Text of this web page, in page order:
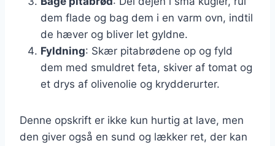
dem flade og bag dem i en varm ovn, indtil
de hæver og bliver let gyldne.
Fyldning: Skær pitabrødene op og fyld
dem med smuldret feta, skiver af tomat og
et drys af olivenolie og krydderurter.
Denne opskrift er ikke kun hurtig at lave, men
den giver også en sund og lækker ret, der kan